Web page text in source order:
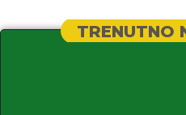
TRENUTNO